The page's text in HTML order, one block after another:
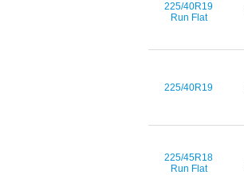
225/40R19
Run Flat
225/40R19
225/45R18
Run Flat